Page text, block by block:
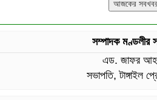
সম্পাদক মণ্ডলীর
এড. জাফর
সভাপতি, টাঙ্গাইল